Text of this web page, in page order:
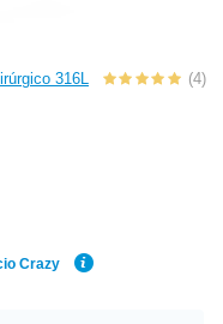
316L (4)
Crazy